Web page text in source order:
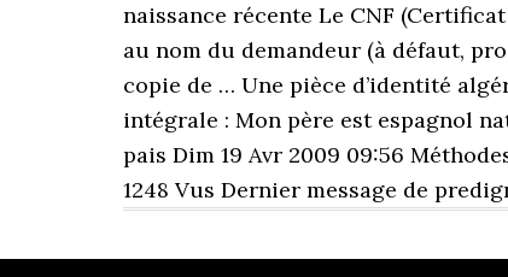
naissance récente Le CNF
au nom du demandeur (à défaut,
copie de … Une pièce d’identité
intégrale : Mon père est espagnol
pais Dim 19 Avr 2009 09:56
1248 Vus Dernier message de